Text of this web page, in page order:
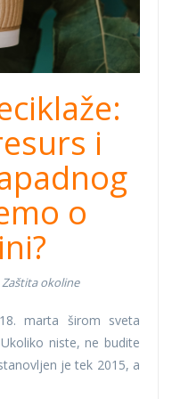
i
o
Zaštita okoline
marta širom sveta
niste, ne budite
je tek 2015, a